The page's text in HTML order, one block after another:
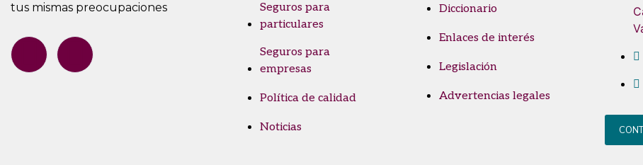
tus mismas preocupaciones
Seguros para
particulares
Seguros para
empresas
Política de calidad
Noticias
Diccionario
Enlaces de interés
Legislación
Advertencias legales